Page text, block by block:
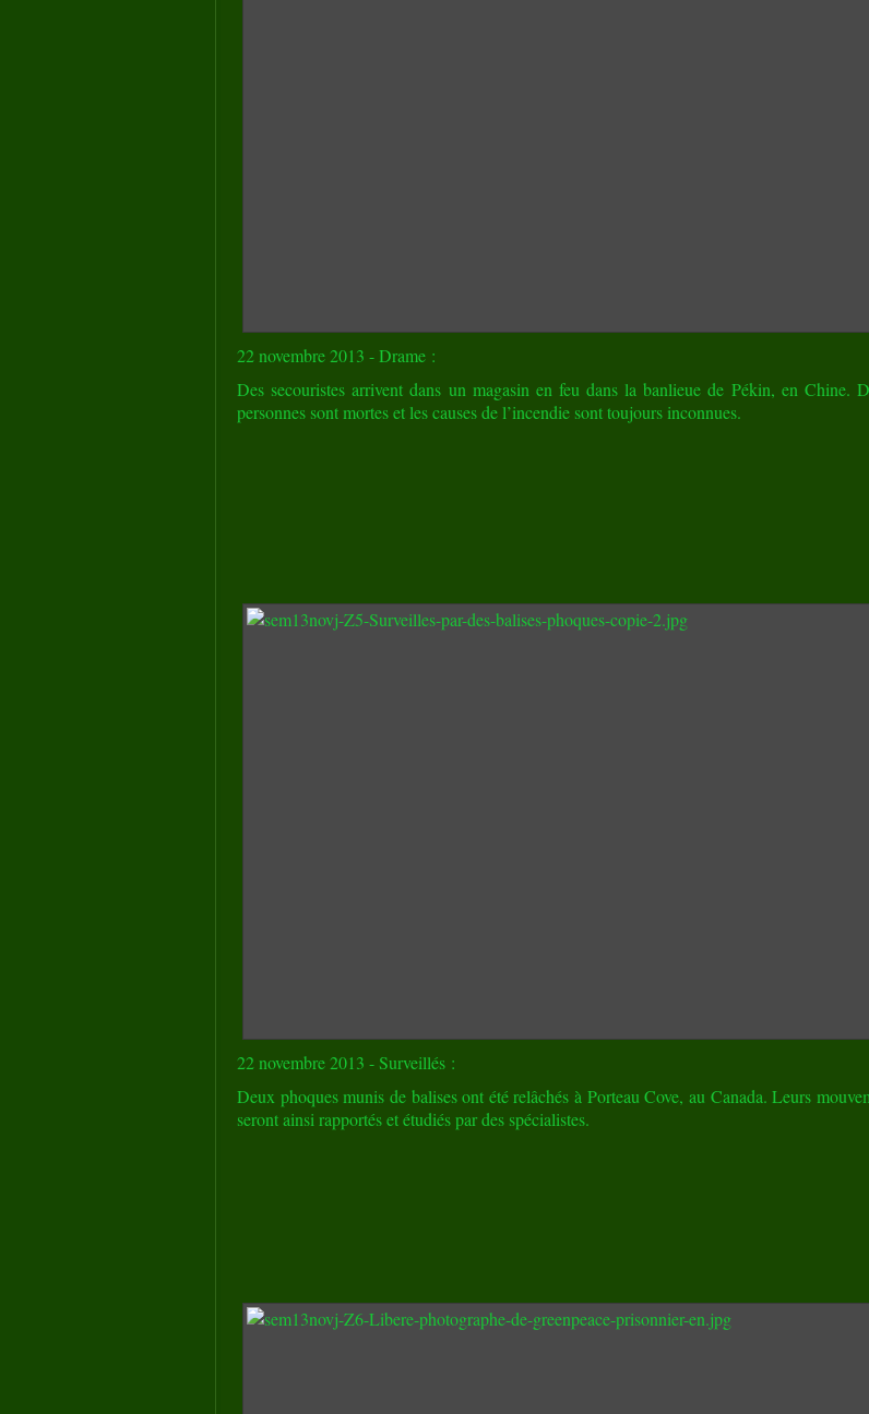
22 novembre 2013 - Drame :
Des secouristes arrivent dans un magasin en feu dans la banlieue de Pékin, en Chine.
personnes sont mortes et les causes de l’incendie sont toujours inconnues.
22 novembre 2013 - Surveillés :
Deux phoques munis de balises ont été relâchés à Porteau Cove, au Canada. Leurs
seront ainsi rapportés et étudiés par des spécialistes.